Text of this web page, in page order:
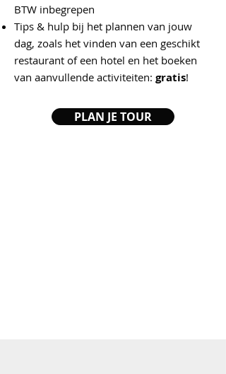
BTW inbegrepen
Tips & hulp bij het plannen van jouw
dag, zoals het vinden van een geschikt
restaurant of een hotel en het boeken
van aanvullende activiteiten: gratis!
PLAN JE TOUR